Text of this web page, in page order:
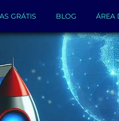
GRÁTIS BLOG ÁREA